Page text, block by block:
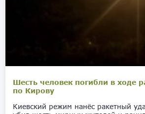
Шесть человек погибли в ходе
по Кирову
Киевский режим нанёс ракетный